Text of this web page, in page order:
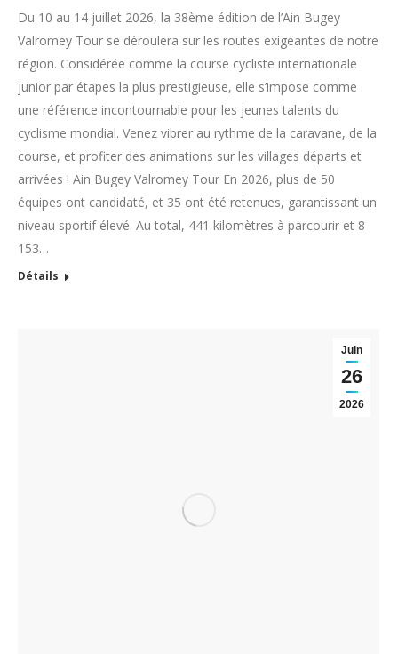
Du 10 au 14 juillet 2026, la 38ème édition de l’Ain Bugey
Valromey Tour se déroulera sur les routes exigeantes de notre
région. Considérée comme la course cycliste internationale
junior par étapes la plus prestigieuse, elle s’impose comme
une référence incontournable pour les jeunes talents du
cyclisme mondial. Venez vibrer au rythme de la caravane, de la
course, et profiter des animations sur les villages départs et
arrivées ! Ain Bugey Valromey Tour En 2026, plus de 50
équipes ont candidaté, et 35 ont été retenues, garantissant un
niveau sportif élevé. Au total, 441 kilomètres à parcourir et 8
153…
Détails
Juin
26
2026